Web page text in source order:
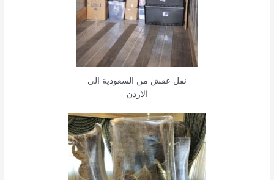
نقل عفش من السعودية الى
الاردن